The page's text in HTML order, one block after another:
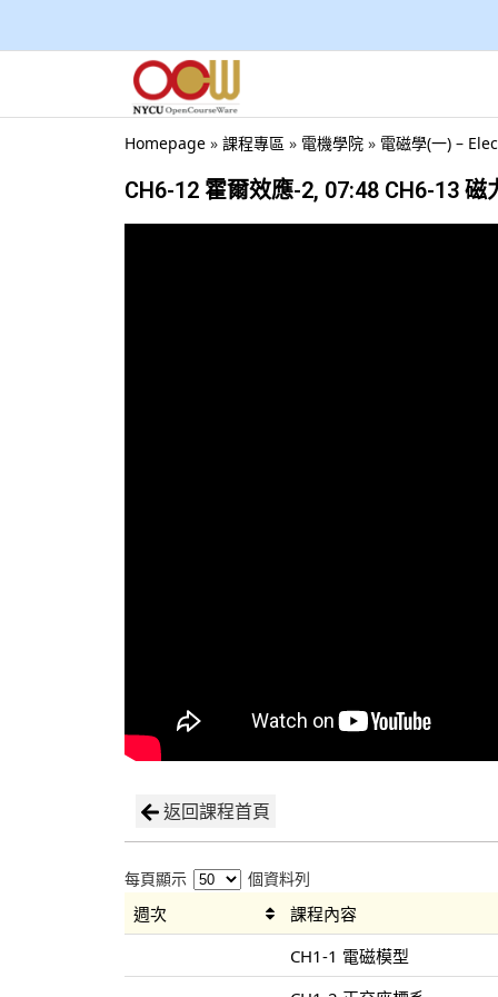
Homepage » 課程專區 » 電機學院 » 電磁學(一) –
CH6-12 霍爾效應-2, 07:48 CH6-13 磁
返回課程首頁
每頁顯示 個資料列
週次
課程內容
CH1-1 電磁模型